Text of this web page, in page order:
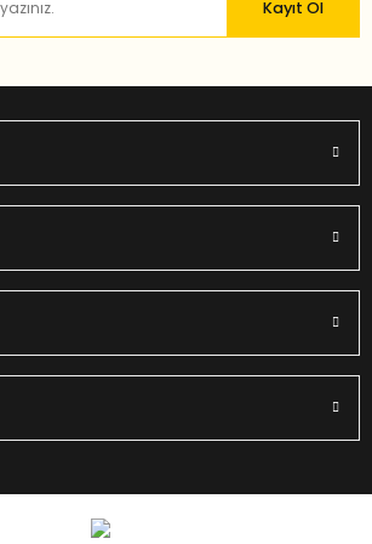
Gönder
Kayıt Ol